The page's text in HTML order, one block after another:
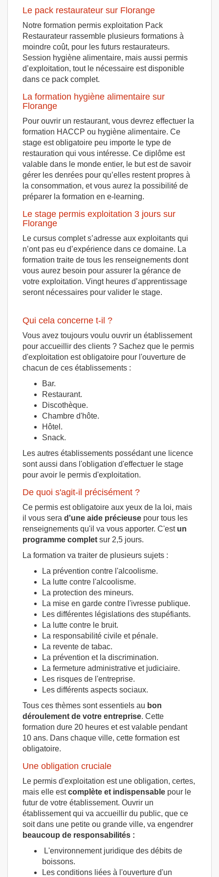
Le pack restaurateur sur Florange
Notre formation permis exploitation Pack
Restaurateur rassemble plusieurs formations à
moindre coût, pour les futurs restaurateurs.
Session hygiène alimentaire, mais aussi permis
d’exploitation, tout le nécessaire est disponible
dans ce pack complet.
La formation hygiène alimentaire sur
Florange
Pour ouvrir un restaurant, vous devrez effectuer la
formation HACCP ou hygiène alimentaire. Ce
stage est obligatoire peu importe le type de
restauration qui vous intéresse. Ce diplôme est
valable dans le monde entier, le but est de savoir
gérer les denrées pour qu’elles restent propres à
la consommation, et vous aurez la possibilité de
préparer la formation en e-learning.
Le stage permis exploitation 3 jours sur
Florange
Le cursus complet s’adresse aux exploitants qui
n’ont pas eu d’expérience dans ce domaine. La
formation traite de tous les renseignements dont
vous aurez besoin pour assurer la gérance de
votre exploitation. Vingt heures d’apprentissage
seront nécessaires pour valider le stage.
Qui cela concerne t-il ?
Vous avez toujours voulu ouvrir un établissement
pour accueillir des clients ? Sachez que le permis
d'exploitation est obligatoire pour l'ouverture de
chacun de ces établissements :
Bar.
Restaurant.
Discothèque.
Chambre d'hôte.
Hôtel.
Snack.
Les autres établissements possédant une licence
sont aussi dans l'obligation d'effectuer le stage
pour avoir le permis d'exploitation.
De quoi s'agit-il précisément ?
Ce permis est obligatoire aux yeux de la loi, mais
il vous sera d'une aide précieuse pour tous les
renseignements qu'il va vous apporter. C'estun
programme complet sur 2,5 jours.
La formation va traiter de plusieurs sujets :
La prévention contre l'alcoolisme.
La lutte contre l'alcoolisme.
La protection des mineurs.
La mise en garde contre l'ivresse publique.
Les différentes législations des stupéfiants.
La lutte contre le bruit.
La responsabilité civile et pénale.
La revente de tabac.
La prévention et la discrimination.
La fermeture administrative et judiciaire.
Les risques de l'entreprise.
Les différents aspects sociaux.
Tous ces thèmes sont essentiels au bon
déroulement de votre entreprise. Cette
formation dure 20 heures et est valable pendant
10 ans. Dans chaque ville, cette formation est
obligatoire.
Une obligation cruciale
Le permis d'exploitation est une obligation, certes,
mais elle estcomplète et indispensable pour le
futur de votre établissement. Ouvrir un
établissement qui va accueillir du public, que ce
soit dans une petite ou grande ville, va engendrer
beaucoup de responsabilités :
L'environnement juridique des débits de
boissons.
Les conditions liées à l'ouverture d'un